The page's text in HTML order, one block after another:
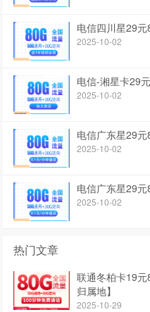
电信四川星29元
2025-10-02
电信-湘星卡29
2025-10-02
电信广东星29元
2025-10-02
电信广东星29元
2025-10-02
热门文章
联通冬柏卡19
归属地】
2025-10-29